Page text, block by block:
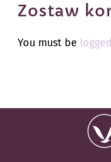
Zostaw
You must be